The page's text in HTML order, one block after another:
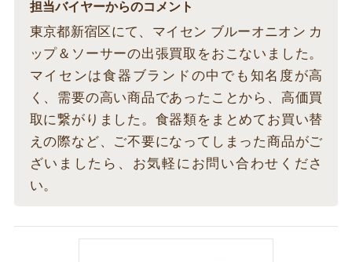
担当バイヤーからのコメント
東京都新宿区にて、マイセン ブルーオニオン カ
ップ＆ソーサーの出張買取をおこないました。
マイセンは食器ブランドの中でも知名度が高
く、需要の高い商品であったことから、高価買
取に繋がりました。食器類をまとめてお買い替
えの際など、ご不要になってしまった商品がご
ざいましたら、お気軽にお問い合わせくださ
い。